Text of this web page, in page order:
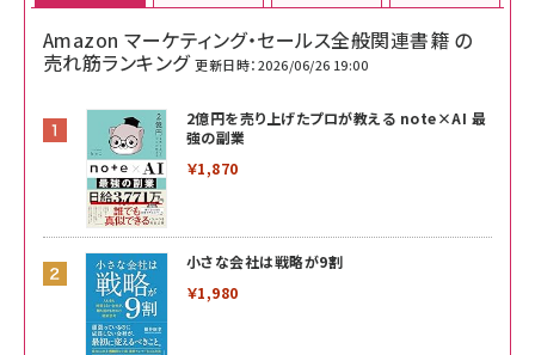
Amazon マーケティング・セールス全般関連書籍 の
売れ筋ランキング 更新日時：2026/06/26 19:00
2億円を売り上げたプロが教える note×AI 最
強の副業
￥1,870
小さな会社は戦略が9割
￥1,980